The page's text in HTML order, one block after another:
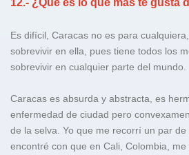
Es difícil, Caracas no es para
sobrevivir en ella, pues tiene todos los
sobrevivir en cualquier parte del mundo.
Caracas es absurda y abstracta, es
enfermedad de ciudad pero
de la selva. Yo que me recorrí un par
encontré con que en Cali, Colombia,